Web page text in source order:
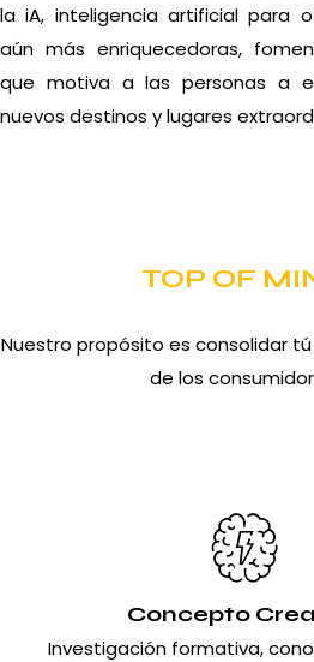
la iA, inteligencia artificial para
aún más enriquecedoras,
que motiva a las personas a
nuevos destinos y lugares
TOP OF
Nuestro propósito es consolidar
de los
Concepto
Investigación formativa,